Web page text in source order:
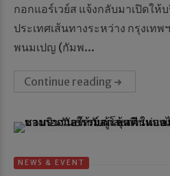
กอกแอร์เวย์ส แจ้งกลับมาเปิดให้
ประเทศเส้นทางระหว่าง กรุงเ
พนมเปญ (กัมพ...
Continue reading
NEWS & EVENT